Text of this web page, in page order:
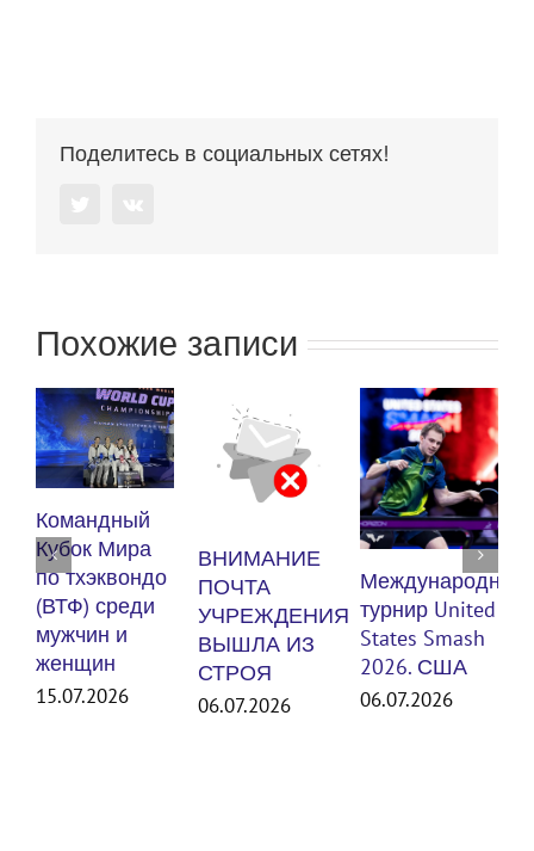
Поделитесь в социальных сетях!
Похожие записи
Командный
Кубок Мира
по тхэквондо
(ВТФ) среди
мужчин и
женщин
15.07.2026
ВНИМАНИЕ
ПОЧТА
УЧРЕЖДЕНИЯ
ВЫШЛА ИЗ
СТРОЯ
06.07.2026
Международный
турнир United
States Smash
2026. США
06.07.2026